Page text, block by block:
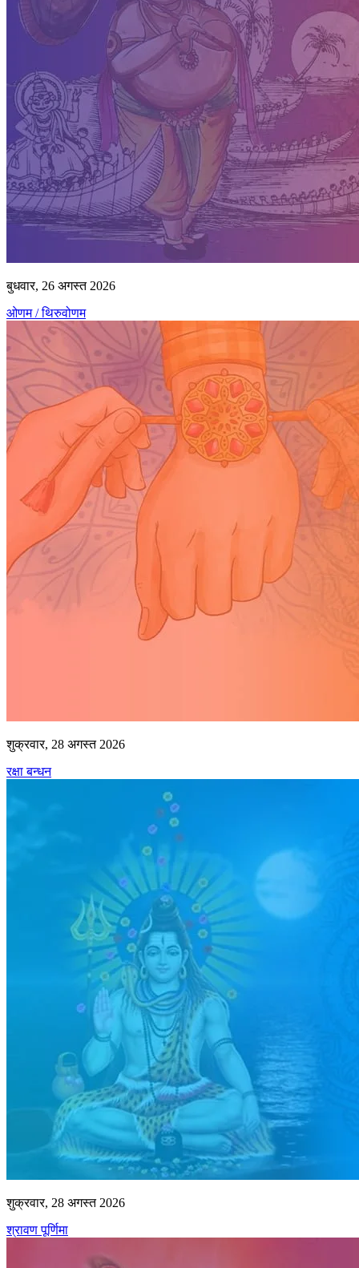
बुधवार, 26 अगस्त 2026
ओणम / थिरुवोणम
शुक्रवार, 28 अगस्त 2026
रक्षा बन्धन
शुक्रवार, 28 अगस्त 2026
श्रावण पूर्णिमा